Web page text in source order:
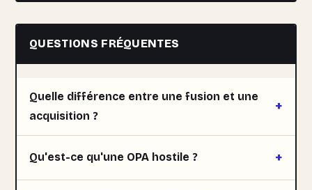
QUESTIONS FRÉQUENTES
Quelle différence entre une fusion et une
acquisition ?
Qu'est-ce qu'une OPA hostile ?